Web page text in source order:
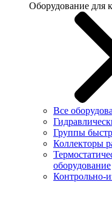
Оборудование для
Все
Группы
Коллекторы
оборудование
Контрольно-